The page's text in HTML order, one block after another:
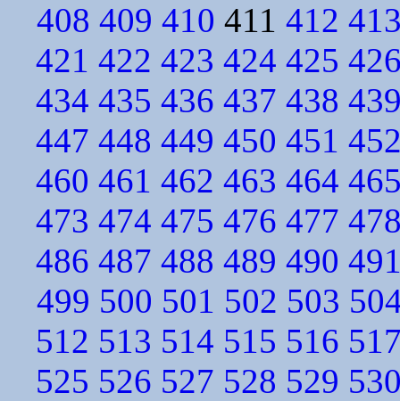
408 409 410 411 412
421 422 423 424 425
434 435 436 437 438
447 448 449 450 451
460 461 462 463 464
473 474 475 476 477
486 487 488 489 490
499 500 501 502 503
512 513 514 515 516
525 526 527 528 529